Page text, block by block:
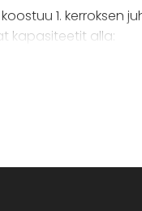
1. kerroksen
kapasiteetit alla: